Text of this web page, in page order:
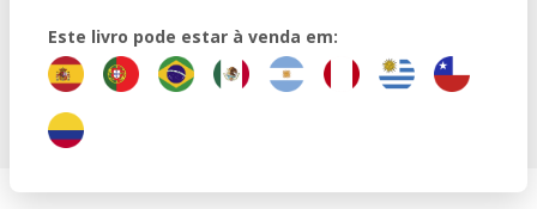
Este livro pode estar à venda em: